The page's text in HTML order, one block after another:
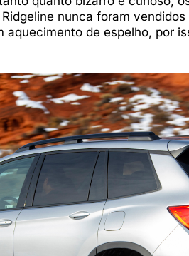
nunca foram
aquecimento de espelho, por